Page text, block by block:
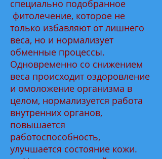
специально подобранное
фитолечение, которое не
только избавляют от лишнего
веса, но и нормализует
обменные процессы.
Одновременно со снижением
веса происходит оздоровление
и омоложение организма в
целом, нормализуется работа
внутренних органов,
повышается
работоспособность,
улучшается состояние кожи.